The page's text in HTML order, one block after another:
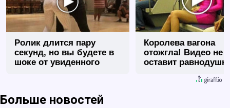
Ролик длится пару
секунд, но вы будете в
шоке от увиденного
Королева вагона
отожгла! Видео не
оставит
Больше новостей